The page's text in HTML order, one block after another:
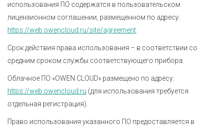
использования ПО содержатся в пользовательском
лицензионном соглашении, размещенном по адресу:
https://web.owencloud.ru/site/agreement.
Срок действия права использования – в соответствии со
средним сроком службы соответствующего прибора.
Облачное ПО «OWEN CLOUD» размещено по адресу:
https://web.owencloud.ru (для использования требуется
отдельная регистрация).
Право использования указанного ПО предоставляется в